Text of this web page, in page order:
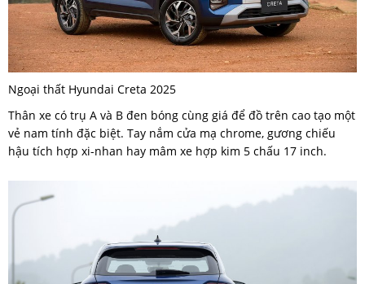
Ngoại thất Hyundai Creta 2025
Thân xe có trụ A và B đen bóng cùng giá để đồ trên cao tạo một
vẻ nam tính đặc biệt. Tay nắm cửa mạ chrome, gương chiếu
hậu tích hợp xi-nhan hay mâm xe hợp kim 5 chấu 17 inch.